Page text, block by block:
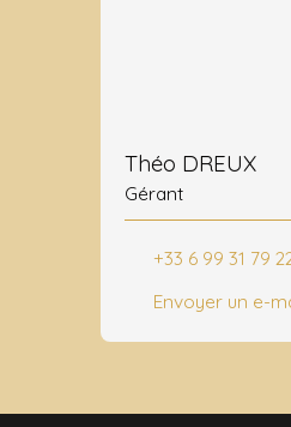
Théo DREUX
Gérant
+33 6 99 31 79
Envoyer un e-